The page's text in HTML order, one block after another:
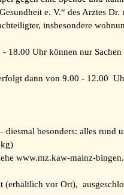
e. V.“ des Arztes
insbesondere
18.00 Uhr können nur Sachen
dann von 9.00 - 12.00
diesmal besonders: alles rund
kg)
www.mz.kaw-mainz-
(erhältlich vor Ort),